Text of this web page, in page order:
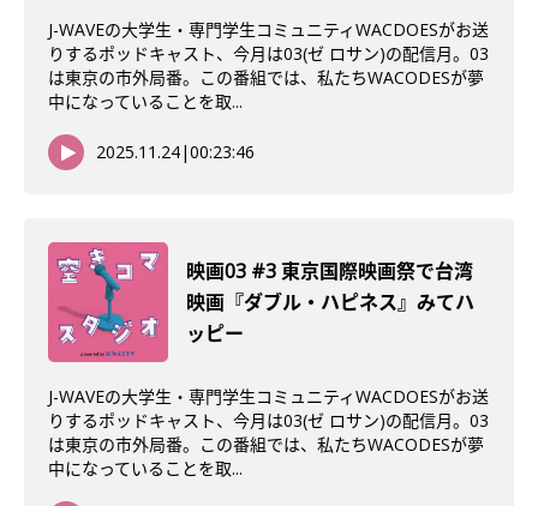
J-WAVEの大学生・専門学生コミュニティWACDOESがお送
りするポッドキャスト、今月は03(ゼ ロサン)の配信月。03
は東京の市外局番。この番組では、私たちWACODESが夢
中になっていることを取...
2025.11.24|00:23:46
映画03 #3 東京国際映画祭で台湾
映画『ダブル・ハピネス』みてハ
ッピー
J-WAVEの大学生・専門学生コミュニティWACDOESがお送
りするポッドキャスト、今月は03(ゼ ロサン)の配信月。03
は東京の市外局番。この番組では、私たちWACODESが夢
中になっていることを取...